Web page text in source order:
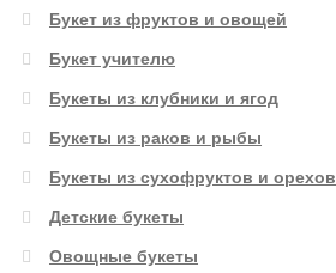
Букет из фруктов и овощей
Букет учителю
Букеты из клубники и ягод
Букеты из раков и рыбы
Букеты из сухофруктов и орехов
Детские букеты
Овощные букеты